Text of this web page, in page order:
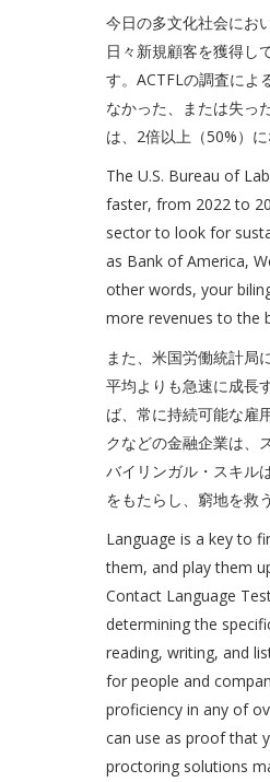
今日の多文化社会にお
日々新規顧客を獲得し
す。ACTFLの調査によ
なかった、または失っ
は、2倍以上（50%）に
The U.S. Bureau of
faster, from 2022 to
sector to look for
as Bank of America,
other words, your
more revenues to the
また、米国労働統計局
平均よりも急速に成長
ば、常に持続可能な雇
クなどの金融企業は、
バイリンガル・スキル
をもたらし、窮地を救
Language is a key to
them, and play them
Contact Language
determining the
reading, writing, and
for people and
proficiency in any of
can use as proof that
proctoring solutions